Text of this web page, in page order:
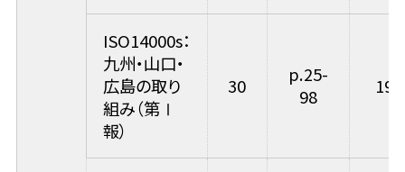
ISO14000s：
九州・山口・
広島の取り
組み（第Ⅰ
報）
30
p.25-
98